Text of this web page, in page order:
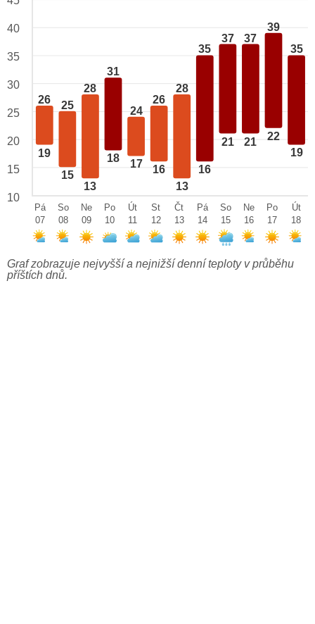
26
19
25
15
28
13
31
18
24
17
26
16
28
13
35
16
37
21
37
21
39
22
35
19
40
35
30
25
20
15
10
Pá
07
So
08
Ne
09
Po
10
Út
11
St
12
Čt
13
Pá
14
So
15
Ne
16
Po
17
Út
18
Graf zobrazuje nejvyšší a nejnižší denní teploty v průběhu
příštích dnů.